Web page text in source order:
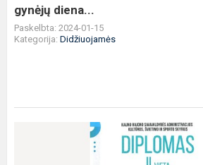
gynėjų diena...
Paskelbta: 2024-01-15
Kategorija: Didžiuojamės